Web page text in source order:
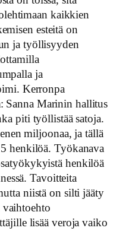
kaikkien
esteitä on
ja työllisyyden
ja
Kerronpa
Sanna Marinin hallitus
piti työllistää satoja.
miljoonaa, ja tällä
henkilöä. Työkanava
henkilöä
Tavoitteita
niistä on silti jääty
vaihtoehto
lisää veroja vaiko